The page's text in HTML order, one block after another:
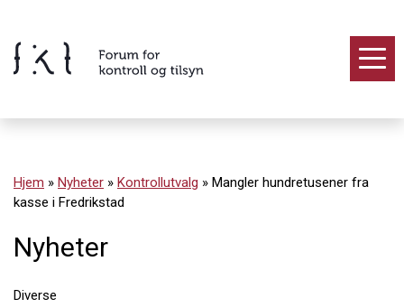
innholdet
Hjem » Nyheter » Kontrollutvalg » Mangler hundretusener fra
kasse i Fredrikstad
Nyheter
Diverse